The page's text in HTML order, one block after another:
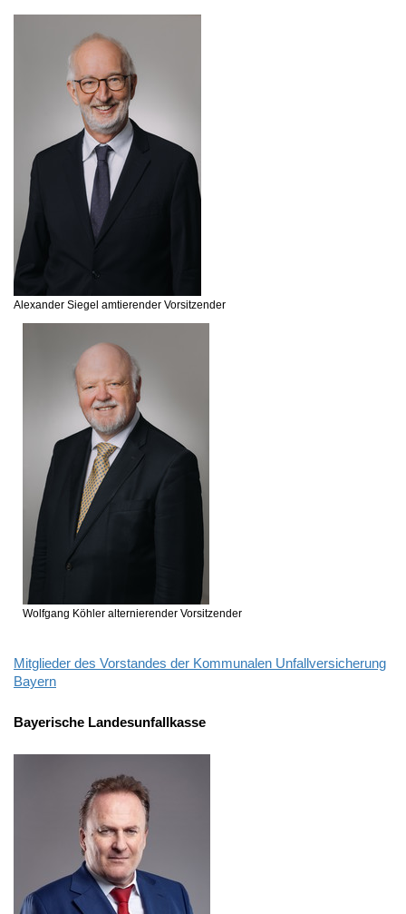
Alexander Siegel amtierender Vorsitzender
Wolfgang Köhler alternierender Vorsitzender
Mitglieder des Vorstandes der Kommunalen Unfallversicherung
Bayern
Bayerische Landesunfallkasse